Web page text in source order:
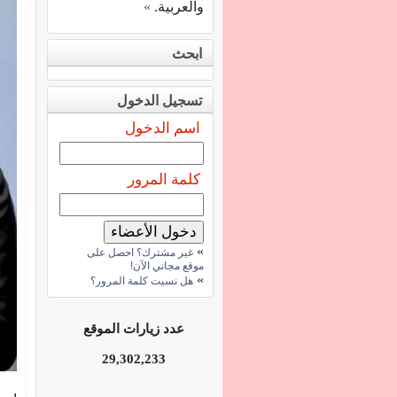
والعربية. »
ابحث
تسجيل الدخول
اسم الدخول
كلمة المرور
» غير مشترك؟ احصل على
موقع مجاني الآن!
» هل نسيت كلمة المرور؟
عدد زيارات الموقع
29,302,233